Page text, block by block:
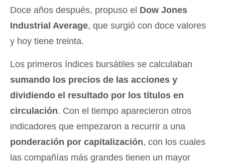
Doce años después, propuso el Dow Jones
Industrial Average, que surgió con doce valores
y hoy tiene treinta.
Los primeros índices bursátiles se calculaban
sumando los precios de las acciones y
dividiendo el resultado por los títulos en
circulación. Con el tiempo aparecieron otros
indicadores que empezaron a recurrir a una
ponderación por capitalización, con los cuales
las compañías más grandes tienen un mayor